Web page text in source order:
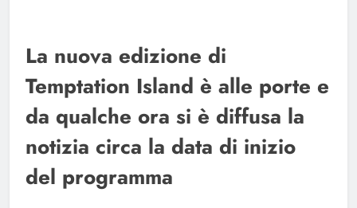
La nuova edizione di
Temptation Island è alle porte e
da qualche ora si è diffusa la
notizia circa la data di inizio
del programma